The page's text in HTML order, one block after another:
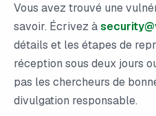
Vous avez trouvé une
savoir. Écrivez à
détails et les étapes de
réception sous deux jours
pas les chercheurs de
divulgation responsable.